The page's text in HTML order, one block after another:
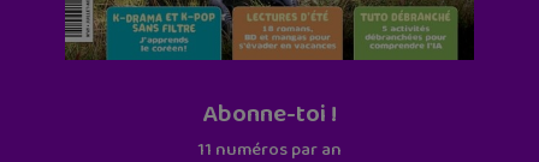
Abonne-toi !
11 numéros par an